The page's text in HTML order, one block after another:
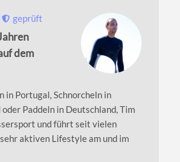
geprüft
dem
in Portugal, Schnorcheln in
Paddeln in Deutschland, Tim
und führt seit vielen
aktiven Lifestyle am und im